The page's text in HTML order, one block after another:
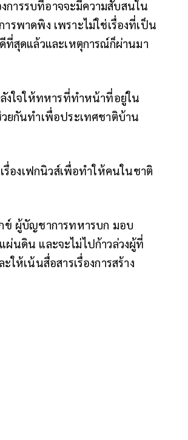
การรบที่อาจจะมีความสับสนใน
รพาดพิง เพราะไม่ใช่เรื่องที่เป็น
สุดแล้วและเหตุการณ์ก็ผ่านมา
งใจให้ทหารที่ทำหน้าที่อยู่ใน
ยกันทำเพื่อประเทศชาติบ้าน
องเฟกนิวส์เพื่อทำให้คนในชาติ
ข์ ผู้บัญชาการทหารบก มอบ
ผ่นดิน และจะไม่ไปก้าวล่วงผู้ที่
ห้เน้นสื่อสารเรื่องการสร้าง